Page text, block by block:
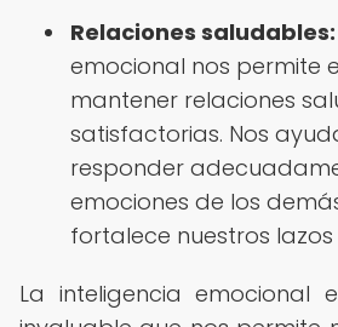
Relaciones saludables:
emocional nos permite
mantener relaciones
satisfactorias. Nos
responder
emociones de los
fortalece nuestros
La inteligencia emocional